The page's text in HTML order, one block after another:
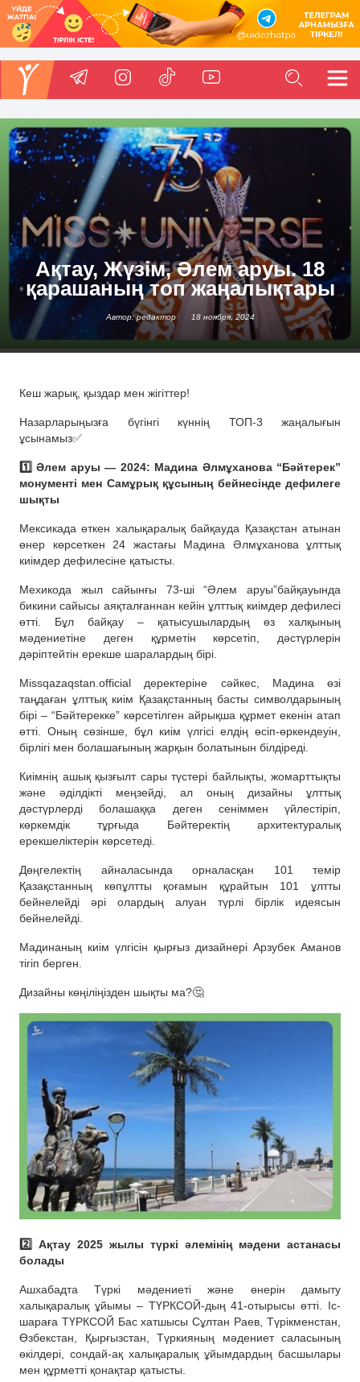
Ақтау, Жүзім, Әлем аруы. 18
қарашаның топ жаңалықтары
Автор: редактор 18 ноября, 2024
Кеш жарық, қыздар мен жігіттер!
Назарларыңызға бүгінгі күннің ТОП-3 жаңалығын
ұсынамыз✅
1️⃣ Әлем аруы — 2024: Мадина Әлмұханова “Бәйтерек”
монументі мен Самұрық құсының бейнесінде дефилеге
шықты
Мексикада өткен халықаралық байқауда Қазақстан атынан
өнер көрсеткен 24 жастағы Мадина Әлмұханова ұлттық
киімдер дефилесіне қатысты.
Мехикода жыл сайынғы 73-ші “Әлем аруы”байқауында
бикини сайысы аяқталғаннан кейін ұлттық киімдер дефилесі
өтті. Бұл байқау – қатысушылардың өз халқының
мәдениетіне деген құрметін көрсетіп, дәстүрлерін
дәріптейтін ерекше шаралардың бірі.
Missqazaqstan.official деректеріне сәйкес, Мадина өзі
таңдаған ұлттық киім Қазақстанның басты символдарының
бірі – “Бәйтерекке” көрсетілген айрықша құрмет екенін атап
өтті. Оның сөзінше, бұл киім үлгісі елдің өсіп-өркендеуін,
бірлігі мен болашағының жарқын болатынын білдіреді.
Киімнің ашық қызғылт сары түстері байлықты, жомарттықты
және әділдікті меңзейді, ал оның дизайны ұлттық
дәстүрлерді болашаққа деген сеніммен үйлестіріп,
көркемдік тұрғыда Бәйтеректің архитектуралық
ерекшеліктерін көрсетеді.
Дөңгелектің айналасында орналасқан 101 темір
Қазақстанның көпұлтты қоғамын құрайтын 101 ұлтты
бейнелейді әрі олардың алуан түрлі бірлік идеясын
бейнелейді.
Мадинаның киім үлгісін қырғыз дизайнері Арзубек Аманов
тігіп берген.
Дизайны көңіліңізден шықты ма?🤔
2️⃣ Ақтау 2025 жылы түркі әлемінің мәдени астанасы
болады
Ашхабадта Түркі мәдениеті және өнерін дамыту
халықаралық ұйымы – ТҮРКСОЙ-дың 41-отырысы өтті. Іс-
шараға ТҮРКСОЙ Бас хатшысы Сұлтан Раев, Түрікменстан,
Өзбекстан, Қырғызстан, Түркияның мәдениет саласының
өкілдері, сондай-ақ халықаралық ұйымдардың басшылары
мен құрметті қонақтар қатысты.